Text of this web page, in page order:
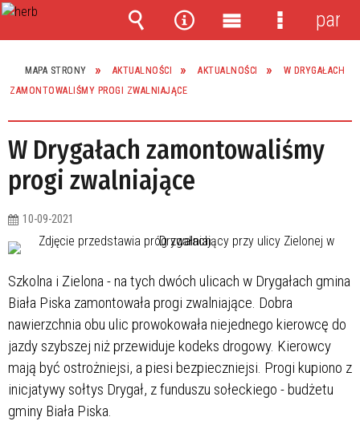
MAPA STRONY AKTUALNOŚCI AKTUALNOŚCI
W DRYGAŁACH
ZAMONTOWALIŚMY PROGI ZWALNIAJĄCE
W Drygałach zamontowaliśmy
progi zwalniające
10-09-2021
Szkolna i Zielona - na tych dwóch ulicach w Drygałach gmina
Biała Piska zamontowała progi zwalniające. Dobra
nawierzchnia obu ulic prowokowała niejednego kierowcę do
jazdy szybszej niż przewiduje kodeks drogowy. Kierowcy
mają być ostrożniejsi, a piesi bezpieczniejsi. Progi kupiono z
inicjatywy sołtys Drygał, z funduszu sołeckiego - budżetu
gminy Biała Piska.
Wyszukiwarka
Narzędzia
Menu
główne
Menu
panel